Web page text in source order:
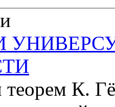
К.